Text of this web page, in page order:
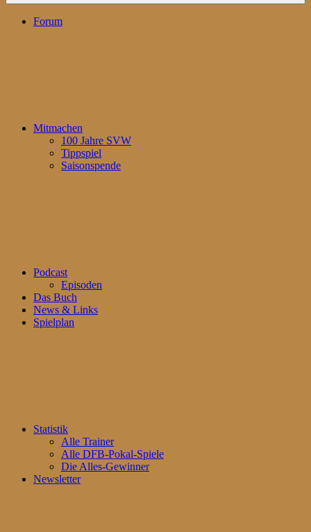
Forum
Mitmachen
100 Jahre SVW
Tippspiel
Saisonspende
Podcast
Episoden
Das Buch
News & Links
Spielplan
Statistik
Alle Trainer
Alle DFB-Pokal-Spiele
Die Alles-Gewinner
Newsletter